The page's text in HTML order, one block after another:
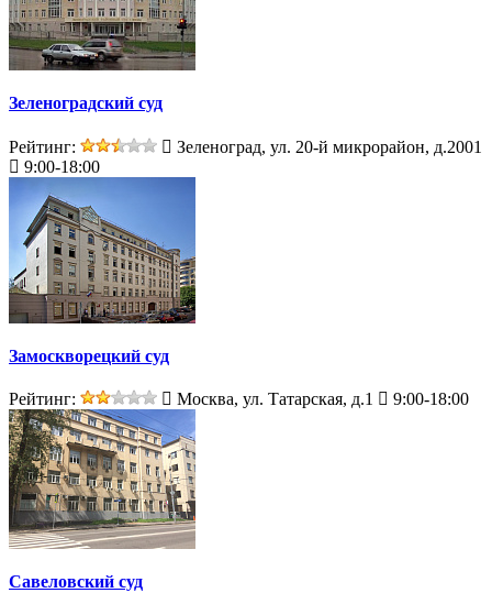
Зеленоградский суд
Рейтинг:
Зеленоград, ул. 20-й микрорайон, д.2001
9:00-18:00
Замоскворецкий суд
Рейтинг: Москва, ул. Татарская, д.1 9:00-18:00
Савеловский суд